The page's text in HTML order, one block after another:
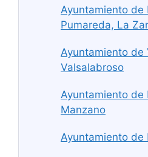
Ayuntamiento de
Pumareda, La
Ayuntamiento de
Valsalabroso
Ayuntamiento de
Manzano
Ayuntamiento de